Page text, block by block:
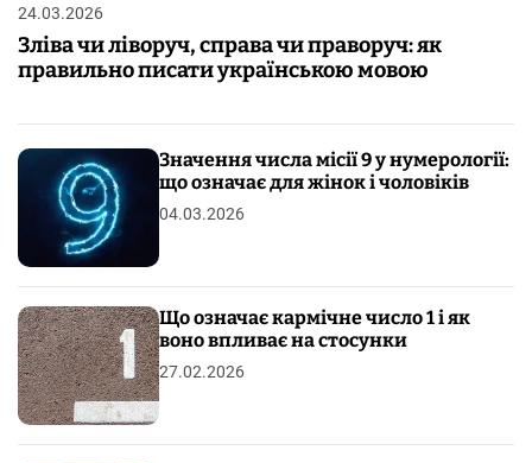
24.03.2026
Зліва чи ліворуч, справа чи праворуч: як
правильно писати українською мовою
Значення числа місії 9 у нумерології:
що означає для жінок і чоловіків
04.03.2026
Що означає кармічне число 1 і як
воно впливає на стосунки
27.02.2026